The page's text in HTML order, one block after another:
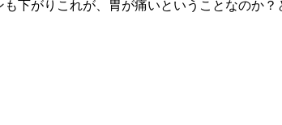
も下がりこれが、胃が痛いということなのか？